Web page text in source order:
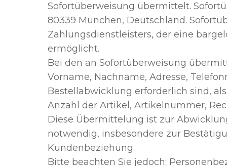
Sofortüberweisung übermittelt.
80339 München, Deutschland.
Zahlungsdienstleisters, der eine
ermöglicht.
Bei den an Sofortüberweisung
Vorname, Nachname, Adresse,
Bestellabwicklung erforderlich sind,
Anzahl der Artikel, Artikelnummer,
Diese Übermittelung ist zur
notwendig, insbesondere zur
Kundenbeziehung.
Bitte beachten Sie jedoch: